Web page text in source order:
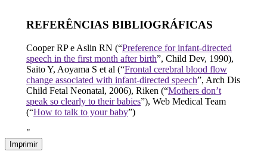
REFERÊNCIAS BIBLIOGRÁFICAS
Cooper RP e Aslin RN (“Preference for infant-directed
speech in the first month after birth”, Child Dev, 1990),
Saito Y, Aoyama S et al (“Frontal cerebral blood flow
change associated with infant-directed speech”, Arch Dis
Child Fetal Neonatal, 2006), Riken (“Mothers don’t
speak so clearly to their babies”), Web Medical Team
(“How to talk to your baby”)
"
Imprimir